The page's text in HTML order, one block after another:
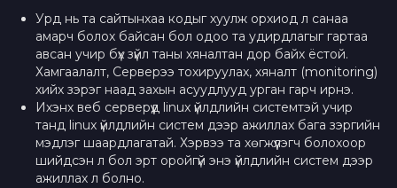
Урд нь та сайтынхаа кодыг хуулж орхиод л санаа
амарч болох байсан бол одоо та удирдлагыг гартаа
авсан учир бүх зүйл таны хяналтан дор байх ёстой.
Хамгаалалт, Серверээ тохируулах, хяналт (monitoring)
хийх зэрэг наад захын асуудлууд урган гарч ирнэ.
Ихэнх веб серверүүд linux үйлдлийн системтэй учир
танд linux үйлдлийн систем дээр ажиллах бага зэргийн
мэдлэг шаардлагатай. Хэрвээ та хөгжүүлэгч болохоор
шийдсэн л бол эрт оройгүй энэ үйлдлийн систем дээр
ажиллах л болно.